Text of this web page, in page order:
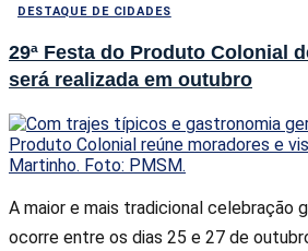
DESTAQUE DE CIDADES
29ª Festa do Produto Colonial
será realizada em outubro
A maior e mais tradicional celebração
ocorre entre os dias 25 e 27 de